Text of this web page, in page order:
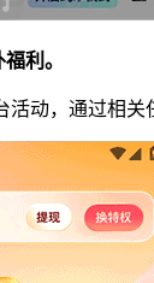
利。
活动，通过相关